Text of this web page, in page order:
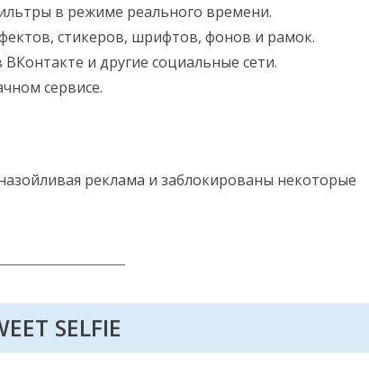
в режиме реального времени.
стикеров, шрифтов, фонов и рамок.
и другие социальные сети.
сервисе.
реклама и заблокированы некоторые
SELFIE